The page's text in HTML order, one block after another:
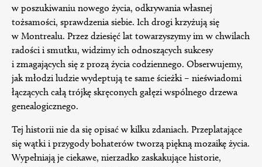
w poszukiwaniu nowego życia, odkrywania własnej
tożsamości, sprawdzenia siebie. Ich drogi krzyżują się
w Montrealu. Przez dziesięć lat towarzyszymy im w chwilach
radości i smutku, widzimy ich odnoszących sukcesy
i zmagających się z prozą życia codziennego. Obserwujemy,
jak młodzi ludzie wydeptują te same ścieżki – nieświadomi
łączących całą trójkę skręconych gałęzi wspólnego drzewa
genealogicznego.
Tej historii nie da się opisać w kilku zdaniach. Przeplatające
się wątki i przygody bohaterów tworzą piękną mozaikę życia.
Wypełniają je ciekawe, nierzadko zaskakujące historie,